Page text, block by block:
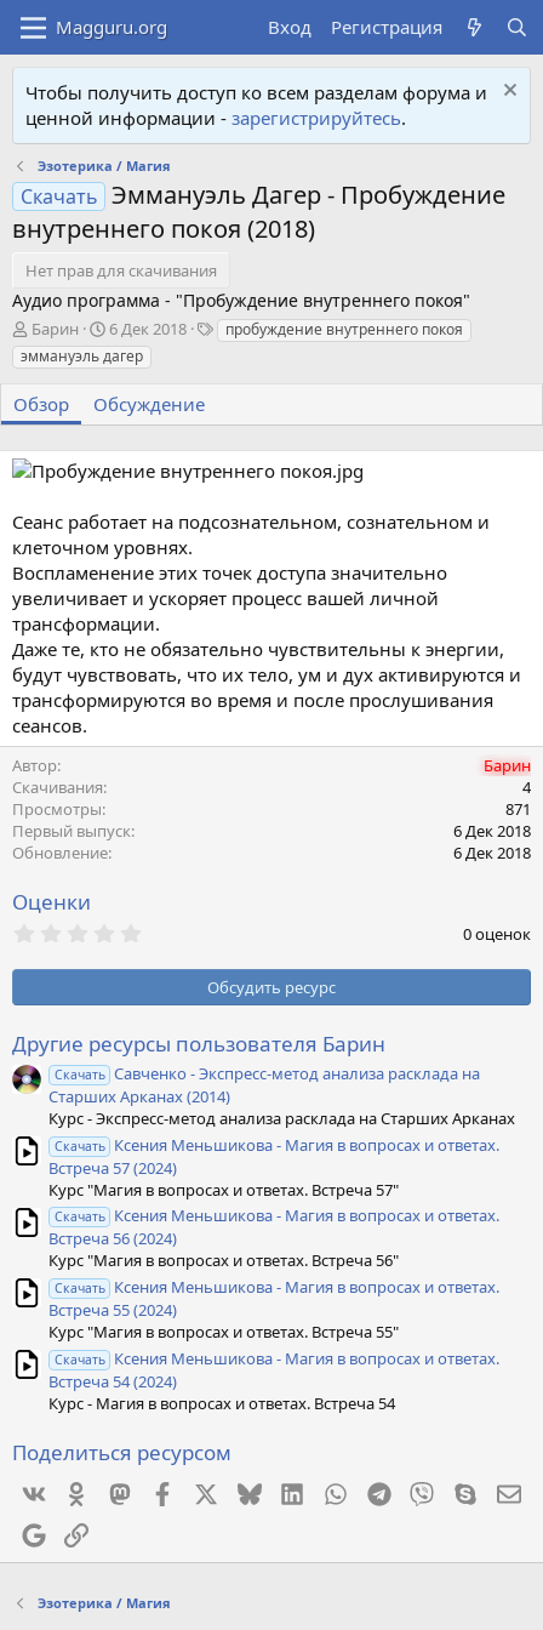
Вход Регистрация
Чтобы получить доступ ко всем разделам форума и
ценной информации - зарегистрируйтесь.
Эзотерика / Магия
Скачать Эммануэль Дагер - Пробуждение
внутреннего покоя (2018)
Нет прав для скачивания
Аудио программа - "Пробуждение внутреннего покоя"
А
в
т
о
р
Барин
Д
а
т
а
с
д
н
и
я
6 Дек 2018
Т пробуждение внутреннего покоя
эммануэль дагер
Обзор Обсуждение
Сеанс работает на подсознательном, сознательном и
клеточном уровнях.
Воспламенение этих точек доступа значительно
увеличивает и ускоряет процесс вашей личной
трансформации.
Даже те, кто не обязательно чувствительны к энергии,
будут чувствовать, что их тело, ум и дух активируются и
трансформируются во время и после прослушивания
сеансов.
Автор
Барин
Скачивания
4
Просмотры
871
Первый выпуск
6 Дек 2018
Обновление
6 Дек 2018
Оценки
0
з
ё
з
д
0 оценок
Обсудить ресурс
Другие ресурсы пользователя Барин
Скачать Савченко - Экспресс-метод анализа расклада на
Старших Арканах (2014)
Курс - Экспресс-метод анализа расклада на Старших Арканах
Скачать Ксения Меньшикова - Магия в вопросах и ответах.
Встреча 57 (2024)
Курс "Магия в вопросах и ответах. Встреча 57"
Скачать Ксения Меньшикова - Магия в вопросах и ответах.
Встреча 56 (2024)
Курс "Магия в вопросах и ответах. Встреча 56"
Скачать Ксения Меньшикова - Магия в вопросах и ответах.
Встреча 55 (2024)
Курс "Магия в вопросах и ответах. Встреча 55"
Скачать Ксения Меньшикова - Магия в вопросах и ответах.
Встреча 54 (2024)
Курс - Магия в вопросах и ответах. Встреча 54
Поделиться ресурсом
VkontakteOdnoklassniki
MastodonFacebook BlueskyLinkedInWhatsApp
Telegram
Viber Skype
GoogleСсылка
Эзотерика / Магия